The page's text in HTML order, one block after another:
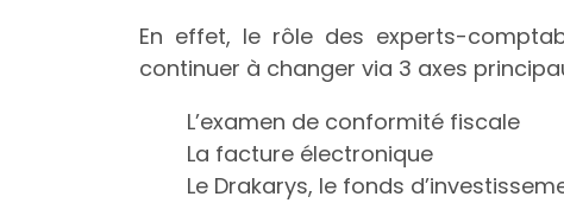
En effet, le rôle des experts-
continuer à changer via 3 axes
L’examen de conformité fiscale
La facture électronique
Le Drakarys, le fonds